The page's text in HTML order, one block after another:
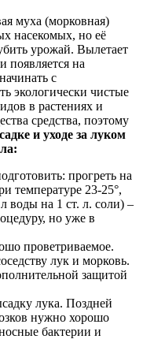
муха (морковная)
насекомых, но её
урожай. Вылетает
появляется на
с
экологически чистые
в растениях и
средства, поэтому
и уходе за луком
прогреть на
температуре 23-25°,
воды на 1 ст. л. соли) –
но уже в
проветриваемое.
лук и морковь.
защитой
лука. Поздней
нужно хорошо
бактерии и